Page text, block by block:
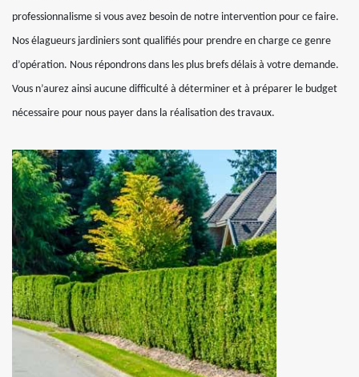
professionnalisme si vous avez besoin de notre intervention pour ce faire.
Nos élagueurs jardiniers sont qualifiés pour prendre en charge ce genre
d’opération. Nous répondrons dans les plus brefs délais à votre demande.
Vous n’aurez ainsi aucune difficulté à déterminer et à préparer le budget
nécessaire pour nous payer dans la réalisation des travaux.